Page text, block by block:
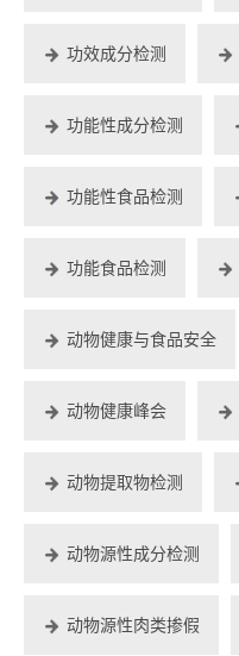
功效成分检测
功能性成分检测
功能性食品检测
功能食品检测
动物健康与食品安全
动物健康峰会
动物提取物检测
动物源性成分检测
动物源性肉类掺假